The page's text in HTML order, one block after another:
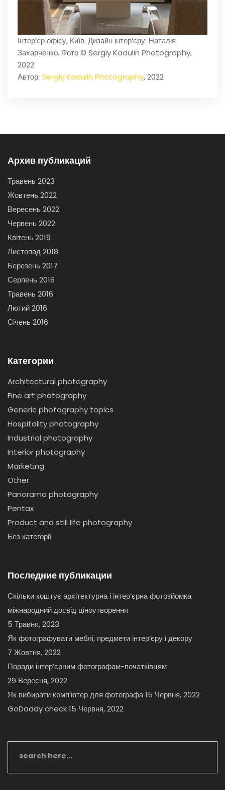
Інтер’єр офісу, Київ. Дизайн інтер’єру: Наталія
Захарченко. Фото © Sergiy Kadulin Photography,
2022.
Автор: Sergiy Kadulin Photography, 2022
Архив публикаций
Травень 2023
Жовтень 2022
Вересень 2022
Червень 2022
Квітень 2019
Листопад 2018
Березень 2017
Серпень 2016
Травень 2016
Лютий 2016
Січень 2016
Категории
Architectural photography
Fine art photography
Generic photography topics
Hospitality photography
Industrial photography
Interior photography
Marketing
Other
Panorama photography
Pentax
Product and still life photography
Без категорії
Последние публикации
Скільки коштує архітектурна і інтер‘єрна фотозйомка:
міжнародний досвід ціноутворення
5 Травня, 2023
Як фотографувати меблі, предмети інтер’єру і декору
7 Жовтня, 2022
Поради інтер’єрним фотографам-початківцям
29 Вересня, 2022
Як вибирати комп’ютер для фотографа15 Червня, 2022
GoDaddy check15 Червня, 2022